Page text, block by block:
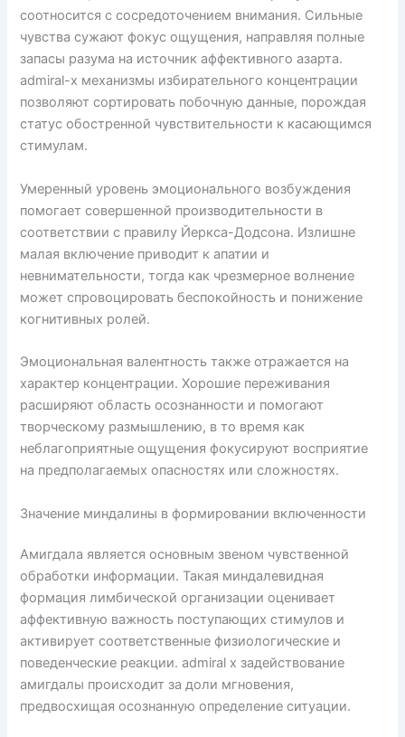
соотносится с сосредоточением внимания. Сильные
чувства сужают фокус ощущения, направляя полные
запасы разума на источник аффективного азарта.
admiral-x механизмы избирательного концентрации
позволяют сортировать побочную данные, порождая
статус обостренной чувствительности к касающимся
стимулам.
Умеренный уровень эмоционального возбуждения
помогает совершенной производительности в
соответствии с правилу Йеркса-Додсона. Излишне
малая включение приводит к апатии и
невнимательности, тогда как чрезмерное волнение
может спровоцировать беспокойность и понижение
когнитивных ролей.
Эмоциональная валентность также отражается на
характер концентрации. Хорошие переживания
расширяют область осознанности и помогают
творческому размышлению, в то время как
неблагоприятные ощущения фокусируют восприятие
на предполагаемых опасностях или сложностях.
Значение миндалины в формировании включенности
Амигдала является основным звеном чувственной
обработки информации. Такая миндалевидная
формация лимбической организации оценивает
аффективную важность поступающих стимулов и
активирует соответственные физиологические и
поведенческие реакции. admiral x задействование
амигдалы происходит за доли мгновения,
предвосхищая осознанную определение ситуации.